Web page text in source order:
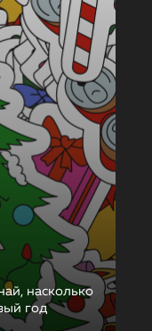
насколько
год